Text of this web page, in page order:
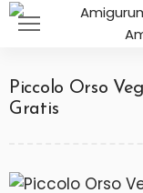
Piccolo Orso
Gratis